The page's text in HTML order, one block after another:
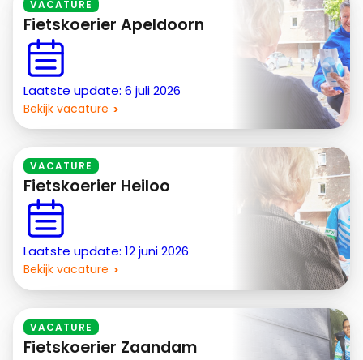
VACATURE
Fietskoerier Apeldoorn
Laatste update: 6 juli 2026
Bekijk vacature
VACATURE
Fietskoerier Heiloo
Laatste update: 12 juni 2026
Bekijk vacature
VACATURE
Fietskoerier Zaandam